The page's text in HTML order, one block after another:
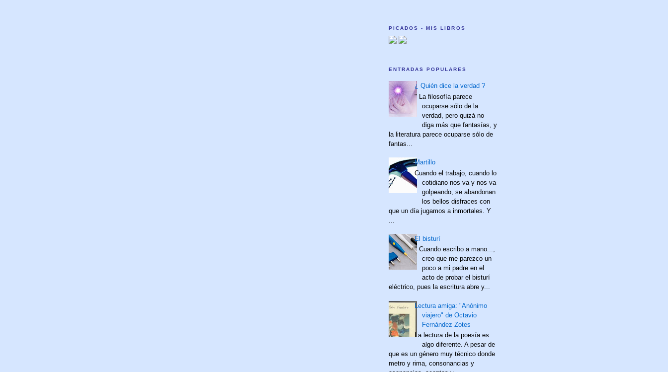
PICADOS - MIS LIBROS
ENTRADAS POPULARES
¿ Quién dice la verdad ?
" La filosofía parece
ocuparse sólo de la
verdad, pero quizá no
diga más que fantasías, y
la literatura parece ocuparse sólo de
fantas...
Martillo
Cuando el trabajo, cuando lo
cotidiano nos va y nos va
golpeando, se abandonan
los bellos disfraces con
que un día jugamos a inmortales. Y
El bisturí
" Cuando escribo a mano...,
creo que me parezco un
poco a mi padre en el
acto de probar el bisturí
eléctrico, pues la escritura abre y...
Lectura amiga: "Anónimo
viajero" de Octavio
Fernández Zotes
La lectura de la poesía es
algo diferente. A pesar de
que es un género muy técnico donde
metro y rima, consonancias y